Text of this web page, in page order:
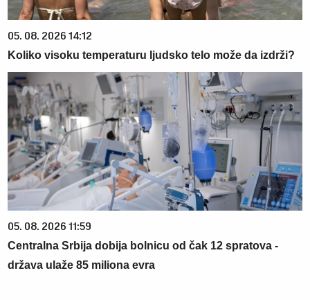
05. 08. 2026 14:12
Koliko visoku temperaturu ljudsko telo može da izdrži?
05. 08. 2026 11:59
Centralna Srbija dobija bolnicu od čak 12 spratova -
država ulaže 85 miliona evra